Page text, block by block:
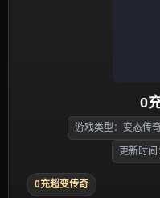
0
游戏类型：变态传
更新时
0充超变传奇